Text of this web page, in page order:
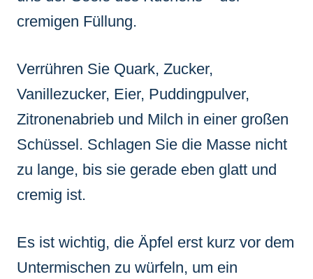
cremigen Füllung.
Verrühren Sie Quark, Zucker,
Vanillezucker, Eier, Puddingpulver,
Zitronenabrieb und Milch in einer großen
Schüssel. Schlagen Sie die Masse nicht
zu lange, bis sie gerade eben glatt und
cremig ist.
Es ist wichtig, die Äpfel erst kurz vor dem
Untermischen zu würfeln, um ein